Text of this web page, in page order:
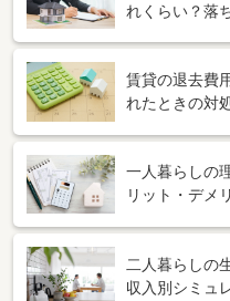
れくらい？落
賃貸の退去費
れたときの対
一人暮らしの
リット・デメ
二人暮らしの
収入別シミュ